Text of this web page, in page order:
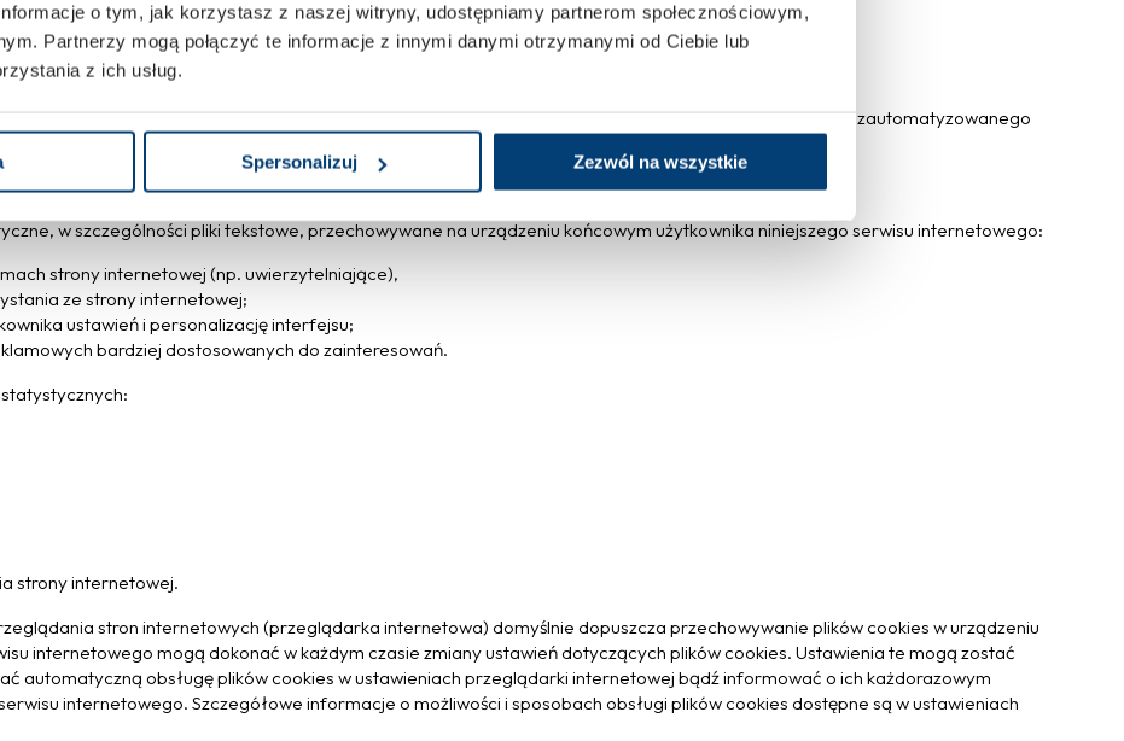
o tym, jak korzystasz z naszej witryny, udostępniamy partnerom społecznościowym,
Partnerzy mogą połączyć te informacje z innymi danymi otrzymanymi od Ciebie lub
z ich usług.
Spersonalizuj Zezwól na wszystkie
i organizacji międzynarodowych.
mają skutek prawny dla Państwa lub które wpływają na Państwa w podobny sposób i które są wynikiem zautomatyzowanego
w szczególności pliki tekstowe, przechowywane na urządzeniu końcowym użytkownika niniejszego serwisu internetowego:
strony internetowej (np. uwierzytelniające),
ze strony internetowej;
ustawień i personalizację interfejsu;
bardziej dostosowanych do zainteresowań.
strony internetowej.
stron internetowych (przeglądarka internetowa) domyślnie dopuszcza przechowywanie plików cookies w urządzeniu
internetowego mogą dokonać w każdym czasie zmiany ustawień dotyczących plików cookies. Ustawienia te mogą zostać
automatyczną obsługę plików cookies w ustawieniach przeglądarki internetowej bądź informować o ich każdorazowym
internetowego. Szczegółowe informacje o możliwości i sposobach obsługi plików cookies dostępne są w ustawieniach